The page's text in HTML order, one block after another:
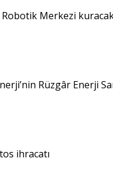
Robotik Merkezi
Rüzgâr Enerji
ihracatı